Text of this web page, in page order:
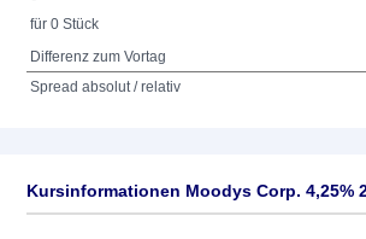
für 0 Stück
Differenz zum Vortag
Spread absolut / relativ
Kursinformationen Moodys Corp. 4,25%